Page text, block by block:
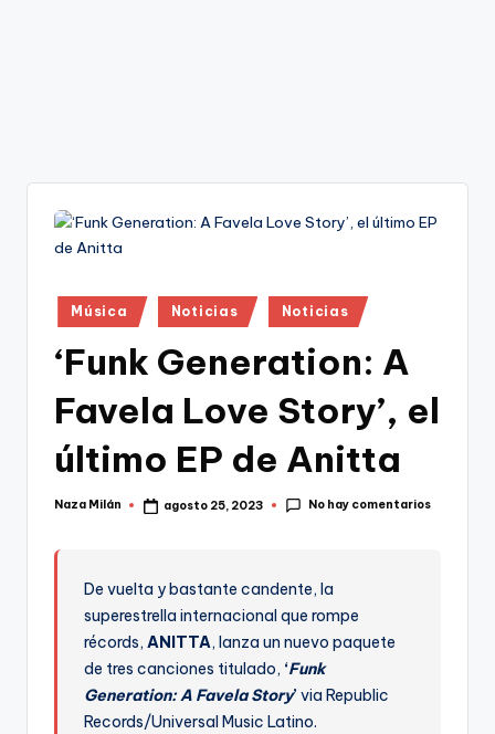
Publicado
en
Música Noticias Noticias
‘Funk Generation: A
Favela Love Story’, el
último EP de Anitta
Publicado
Naza Milán agosto 25, 2023 No hay comentarios
De vuelta y bastante candente, la
superestrella internacional que rompe
récords,ANITTA, lanza un nuevo paquete
de tres canciones titulado, ‘Funk
Generation: A Favela Story’ via Republic
Records/Universal Music Latino.